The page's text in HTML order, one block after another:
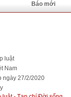
Báo mới
luật
Nam
ngày 27/2/2020